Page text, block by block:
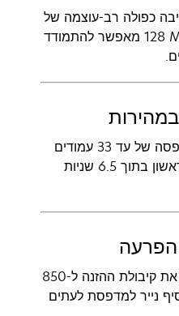
כפולה רב-עוצמה של
‎800 MHz וזיכרון בנפח ‎128 MB מאפשר להתמודד
תוכל ליהנות ממהירויות הדפסה של עד 33 עמודים
לדקה, וכן מהדפסת עמוד ראשון בתוך 6.5 שניות
הפרעה
מגש נוסף אופציונלי מגדיל את קיבולת ההזנה ל-850
נייר למדפסת לעתים